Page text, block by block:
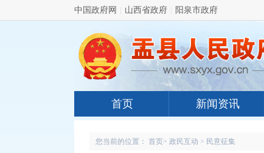
中国政府网 山西省政府 阳泉市政府
首页 新闻资讯
您当前的位置： 首页> 政民互动 > 民意征集